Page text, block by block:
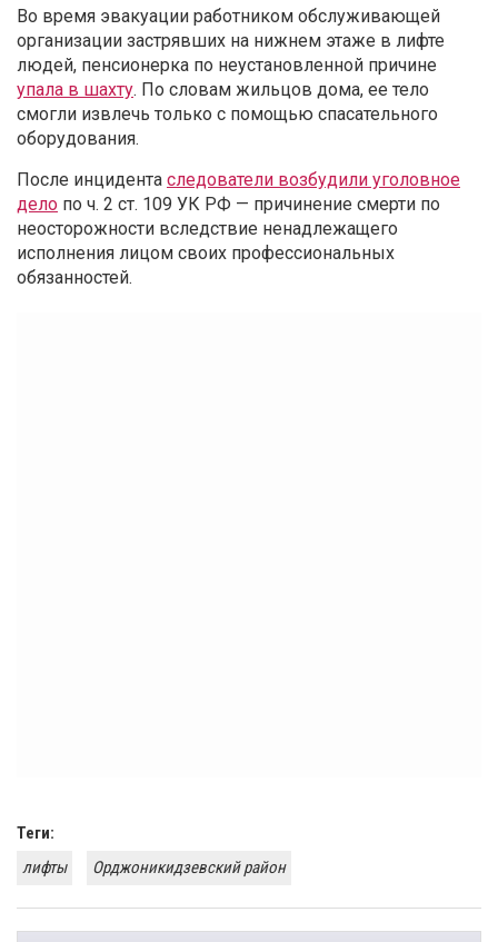
Во время эвакуации работником обслуживающей
организации застрявших на нижнем этаже в лифте
людей, пенсионерка по неустановленной причине
упала в шахту. По словам жильцов дома, ее тело
смогли извлечь только с помощью спасательного
оборудования.
После инцидента следователи возбудили уголовное
дело по ч. 2 ст. 109 УК РФ — причинение смерти по
неосторожности вследствие ненадлежащего
исполнения лицом своих профессиональных
обязанностей.
Теги:
лифты
Орджоникидзевский район